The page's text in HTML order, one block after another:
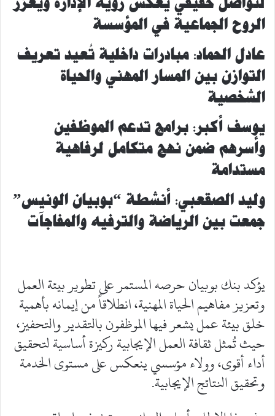
الروح الجماعية في المؤسسة
عادل الحماد: مبادرات داخلية تُعيد تعريف
التوازن بين المسار المهني والحياة
الشخصية
يوسف أكبر: برامج تدعم الموظفين
وأسرهم ضمن نهج متكامل لرفاهية
مستدامة
وليد الصقعبي: أنشطة “بوبيان الونيس”
جمعت بين الرياضة والترفيه والمفاجآت
يؤكد بنك بوبيان حرصه المستمر على تطوير بيئة العمل
وتعزيز مفاهيم الحياة المهنية، انطلاقاً من إيمانه بأهمية
خلق بيئة عمل يشعر فيها الموظفون بالتقدير والتحفيز،
حيث تُمثل ثقافة العمل الإيجابية ركيزة أساسية لتحقيق
أداء أقوى، وولاء مؤسسي ينعكس على مستوى الخدمة
وتحقيق النتائج الإيجابية.